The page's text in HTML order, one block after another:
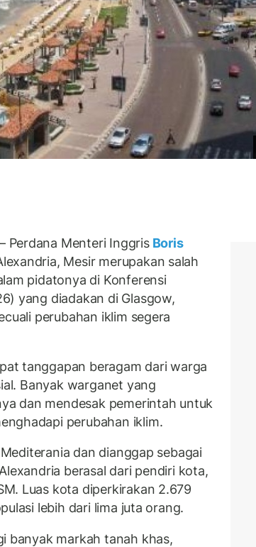
Perdana Menteri InggrisBoris
Mesir merupakan salah
pidatonya di Konferensi
yang diadakan di Glasgow,
perubahan iklim segera
tanggapan beragam dari warga
Banyak warganet yang
dan mendesak pemerintah untuk
perubahan iklim.
dan dianggap sebagai
berasal dari pendiri kota,
Luas kota diperkirakan 2.679
lebih dari lima juta orang.
banyak markah tanah khas,